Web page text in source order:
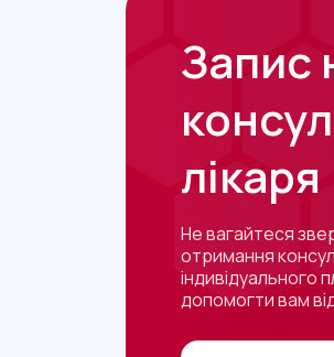
Запис
лікаря
Не вагайтеся
отримання
індивідуального
допомогти вам